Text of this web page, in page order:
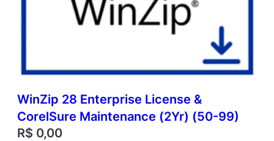
WinZip 28 Enterprise License &
CorelSure Maintenance (2Yr) (50-99)
R$ 0,00